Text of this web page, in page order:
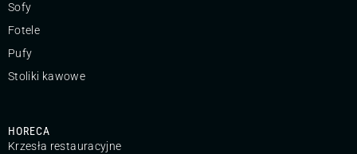
Sofy
Fotele
Pufy
Stoliki kawowe
HORECA
Krzesła restauracyjne